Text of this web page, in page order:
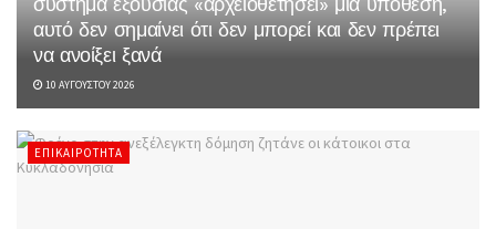
αυτό δεν σημαίνει ότι δεν μπορεί και δεν πρέπει
να ανοίξει ξανά
10 ΑΥΓΟΎΣΤΟΥ 2026
ΕΠΙΚΑΙΡΌΤΗΤΑ